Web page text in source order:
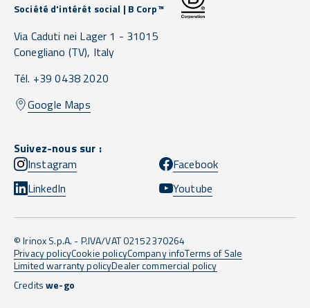
Société d'intérêt social | B Corp™
Via Caduti nei Lager 1 - 31015
Conegliano (TV), Italy
Tél. +39 0438 2020
Google Maps
Suivez-nous sur :
Instagram
Facebook
LinkedIn
Youtube
© Irinox S.p.A. - P.IVA/VAT 02152370264
Privacy policyCookie policyCompany infoTerms of Sale
Limited warranty policyDealer commercial policy
Creditswe-go